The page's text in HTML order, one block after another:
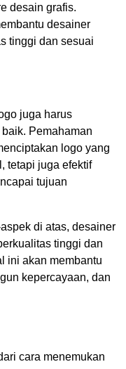
desain grafis.
desainer
tinggi dan sesuai
juga harus
Pemahaman
logo yang
tetapi juga efektif
tujuan
di atas, desainer
tinggi dan
ini akan membantu
kepercayaan, dan
cara menemukan